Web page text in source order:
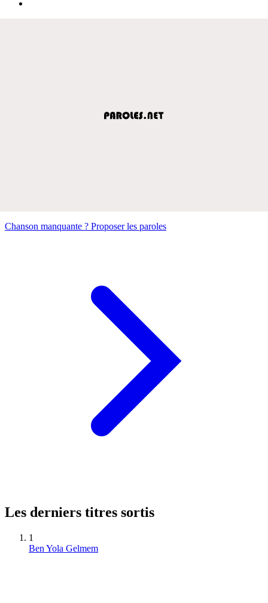
Chanson manquante ? Proposer les paroles
Les derniers titres sortis
1
Ben Yola Gelmem